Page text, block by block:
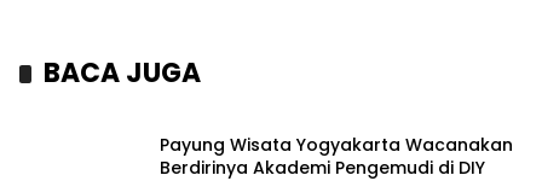
BACA JUGA
Payung Wisata Yogyakarta Wacanakan
Berdirinya Akademi Pengemudi di DIY